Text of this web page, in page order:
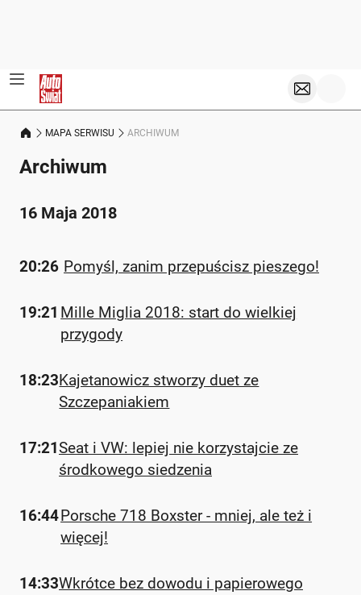
MAPA SERWISU ARCHIWUM
Archiwum
16 Maja 2018
20:26 Pomyśl, zanim przepuścisz pieszego!
19:21 Mille Miglia 2018: start do wielkiej
przygody
18:23Kajetanowicz stworzy duet ze
Szczepaniakiem
17:21Seat i VW: lepiej nie korzystajcie ze
środkowego siedzenia
16:44Porsche 718 Boxster - mniej, ale też i
więcej!
14:33Wkrótce bez dowodu i papierowego